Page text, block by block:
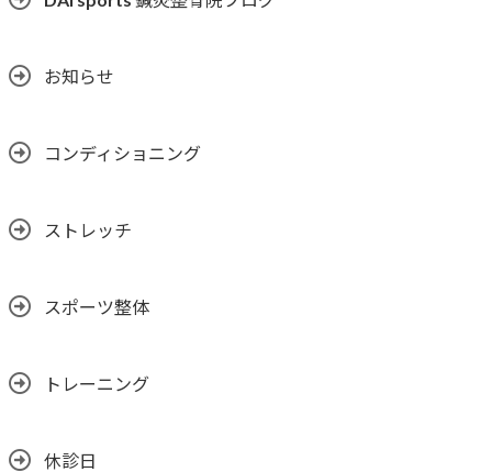
お知らせ
コンディショニング
ストレッチ
スポーツ整体
トレーニング
休診日